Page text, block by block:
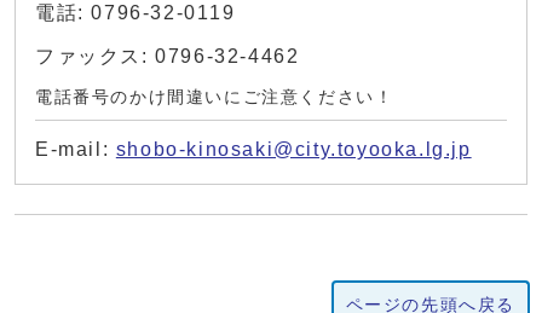
電話: 0796-32-0119
ファックス: 0796-32-4462
電話番号のかけ間違いにご注意ください！
E-mail: shobo-kinosaki@city.toyooka.lg.jp
ページの先頭へ戻る